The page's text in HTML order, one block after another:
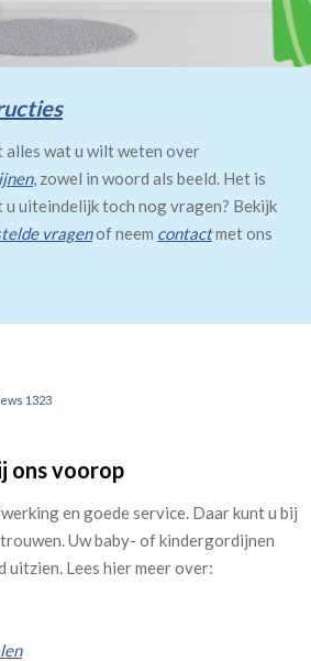
alles wat u wilt weten over
, zowel in woord als beeld. Het is
uiteindelijk toch nog vragen? Bekijk
vragenof neem contactmet ons
1323
ons voorop
en goede service. Daar kunt u bij
Uw baby- of kindergordijnen
uitzien. Lees hier meer over: